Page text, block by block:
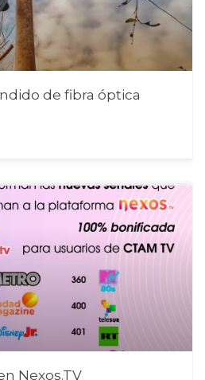
de fibra óptica
Nexos.TV